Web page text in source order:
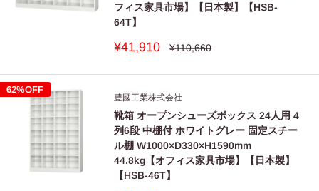
フィス家具市場】【日本製】【HSB-
64T】
販
価
¥41,910
通
格
¥110,660
62%OFF
豊國工業株式会社
靴箱 オープンシューズボックス 24人用 4
列6段 中棚付 ホワイトグレー 固定スチー
ル棚 W1000×D330×H1590mm
44.8kg【オフィス家具市場】【日本製】
【HSB-46T】